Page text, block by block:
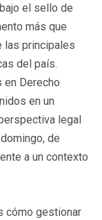
el sello de
más que
las principales
del país.
Derecho
en un
legal
de
a un contexto
cómo gestionar